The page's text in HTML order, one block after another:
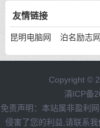
友情链接
昆明电脑网 泊名励志网
Copyright ©
滇ICP备
免责声明：本站属非盈利
侵害了您的利益,请联系我